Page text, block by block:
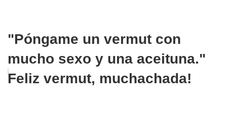
"Póngame un vermut con
mucho sexo y una aceituna."
Feliz vermut, muchachada!